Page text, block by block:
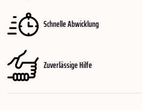
Schnelle Abwicklung
Zuverlässige Hilfe